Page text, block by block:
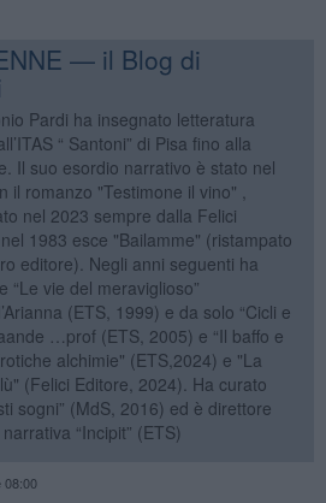
— il Blog di
Pardi ha insegnato letteratura
“ Santoni” di Pisa fino alla
Il suo esordio narrativo è stato nel
il romanzo "Testimone il vino" ,
nel 2023 sempre dalla Felici
1983 esce "Bailamme" (ristampato
editore). Negli anni seguenti ha
“Le vie del meraviglioso”
(ETS, 1999) e da solo “Cicli e
…prof (ETS, 2005) e “Il baffo e
alchimie" (ETS,2024) e "La
(Felici Editore, 2024). Ha curato
sogni” (MdS, 2016) ed è direttore
“Incipit” (ETS)